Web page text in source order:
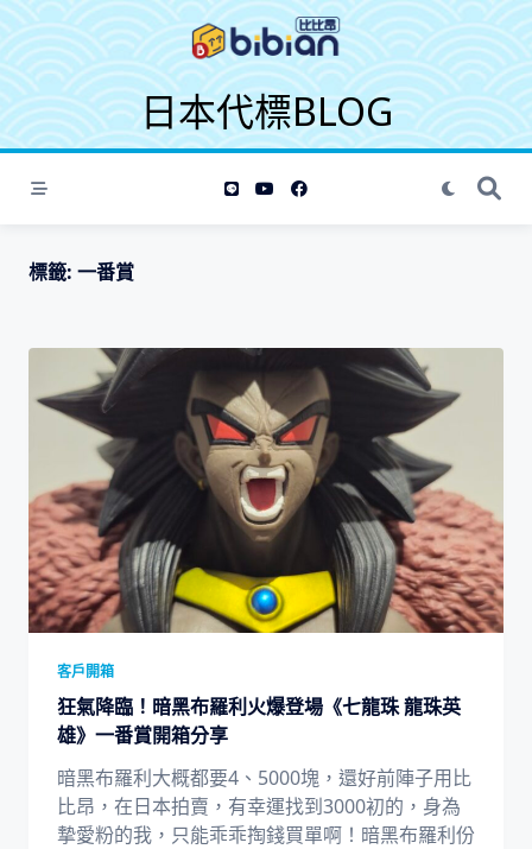
S
k
p
o
日本代標BLOG
標籤: 一番賞
客戶開箱
狂氣降臨！暗黑布羅利火爆登場《七龍珠 龍珠英
雄》一番賞開箱分享
暗黑布羅利大概都要4、5000塊，還好前陣子用比
比昂，在日本拍賣，有幸運找到3000初的，身為
摯愛粉的我，只能乖乖掏錢買單啊！暗黑布羅利份